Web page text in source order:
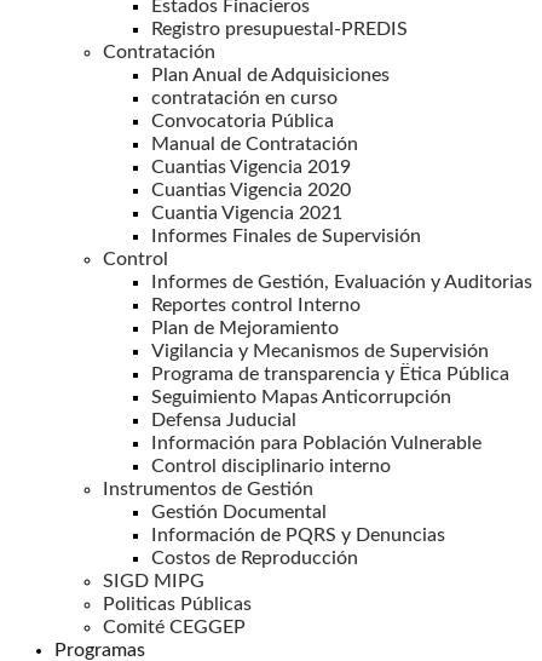
Estados Finacieros
Registro presupuestal-PREDIS
Contratación
Plan Anual de Adquisiciones
contratación en curso
Convocatoria Pública
Manual de Contratación
Cuantias Vigencia 2019
Cuantias Vigencia 2020
Cuantia Vigencia 2021
Informes Finales de Supervisión
Control
Informes de Gestión, Evaluación y Auditorias
Reportes control Interno
Plan de Mejoramiento
Vigilancia y Mecanismos de Supervisión
Programa de transparencia y Ëtica Pública
Seguimiento Mapas Anticorrupción
Defensa Juducial
Información para Población Vulnerable
Control disciplinario interno
Instrumentos de Gestión
Gestión Documental
Información de PQRS y Denuncias
Costos de Reproducción
SIGD MIPG
Politicas Públicas
Comité CEGGEP
Programas